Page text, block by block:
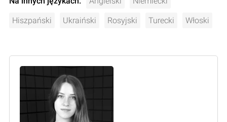
Hiszpański Ukraiński Rosyjski Turecki Włoski